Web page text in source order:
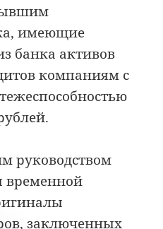
имеющие
банка активов
компаниям c
руководством
временной
заключенных